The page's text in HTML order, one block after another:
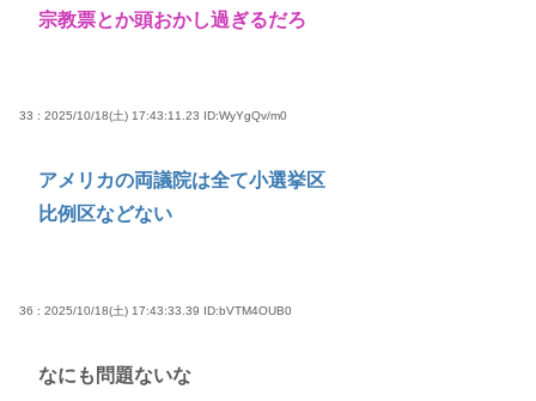
宗教票とか頭おかし過ぎるだろ
33 : 2025/10/18(土) 17:43:11.23 ID:WyYgQv/m0
アメリカの両議院は全て小選挙区
比例区などない
36 : 2025/10/18(土) 17:43:33.39 ID:bVTM4OUB0
なにも問題ないな